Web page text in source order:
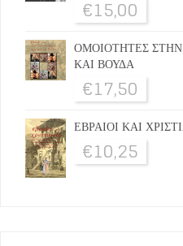
€15,00
ΟΜΟΙΟΤΗΤΕΣ
ΚΑΙ ΒΟΥΔΑ
€17,50
ΕΒΡΑΙΟΙ ΚΑΙ
€10,25